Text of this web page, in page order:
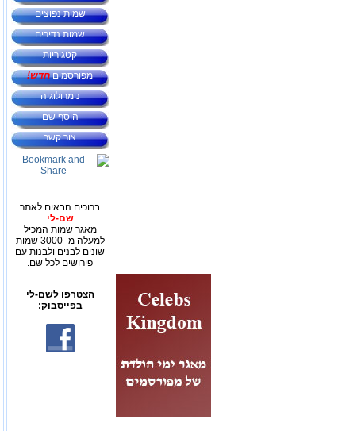
שמות נפוצים
שמות נדירים
קטגוריות
מפורסמיםחדש!
נומרולוגיה
הוסף שם
צור קשר
ברוכים הבאים לאתר
שם-לי
מאגר שמות המכיל
למעלה מ- 3000 שמות
שונים לבנים ולבנות עם
פירושים לכל שם.
הצטרפו לשם-לי
בפייסבוק: